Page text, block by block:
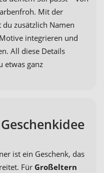
Mit der
du zusätzlich Namen
integrieren und
All diese Details
etwas ganz
ist ein Geschenk, das
Für Großeltern